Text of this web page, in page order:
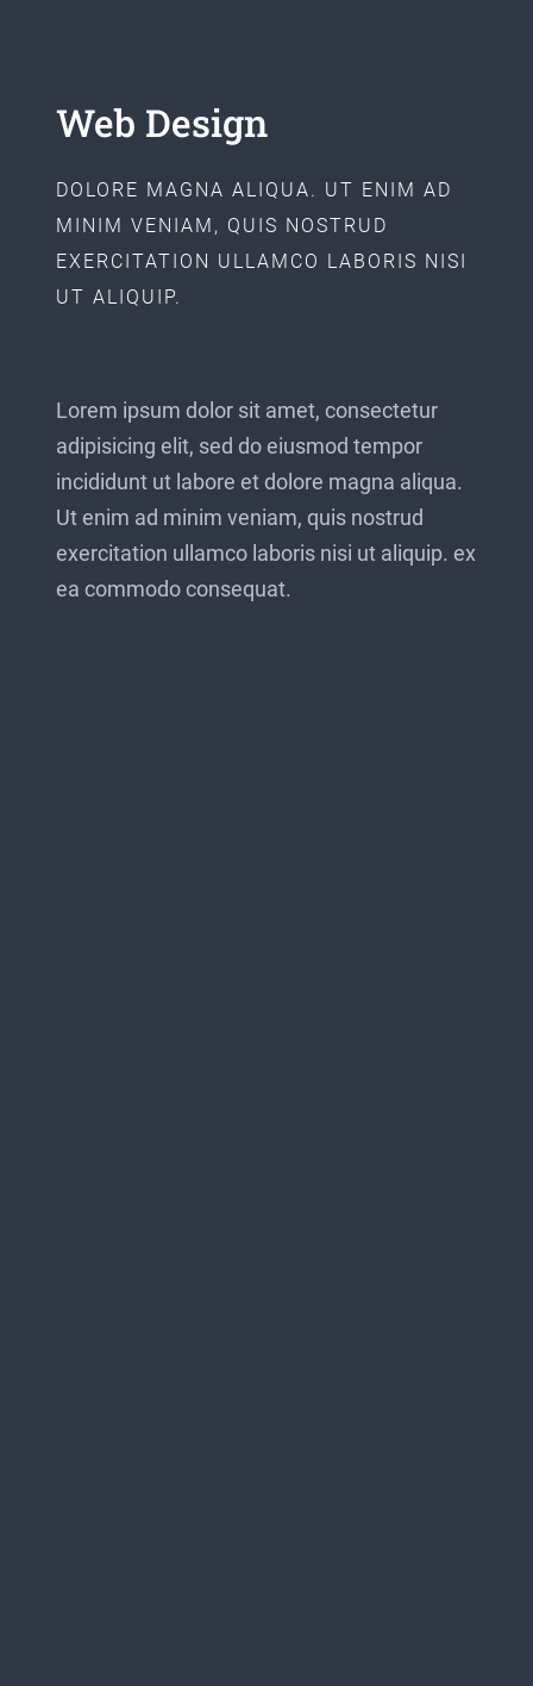
Web Design
DOLORE MAGNA ALIQUA. UT ENIM AD
MINIM VENIAM, QUIS NOSTRUD
EXERCITATION ULLAMCO LABORIS NISI
UT ALIQUIP.
Lorem ipsum dolor sit amet, consectetur
adipisicing elit, sed do eiusmod tempor
incididunt ut labore et dolore magna aliqua.
Ut enim ad minim veniam, quis nostrud
exercitation ullamco laboris nisi ut aliquip. ex
ea commodo consequat.